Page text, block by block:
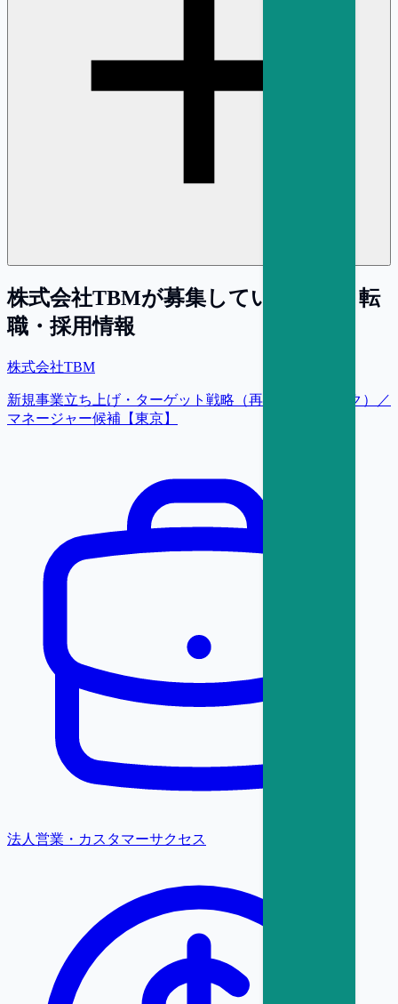
株式会社TBMが募集している求人・転
職・採用情報
株式会社TBM
新規事業立ち上げ・ターゲット戦略（再生プラスチック）／
マネージャー候補【東京】
法人営業・カスタマーサクセス